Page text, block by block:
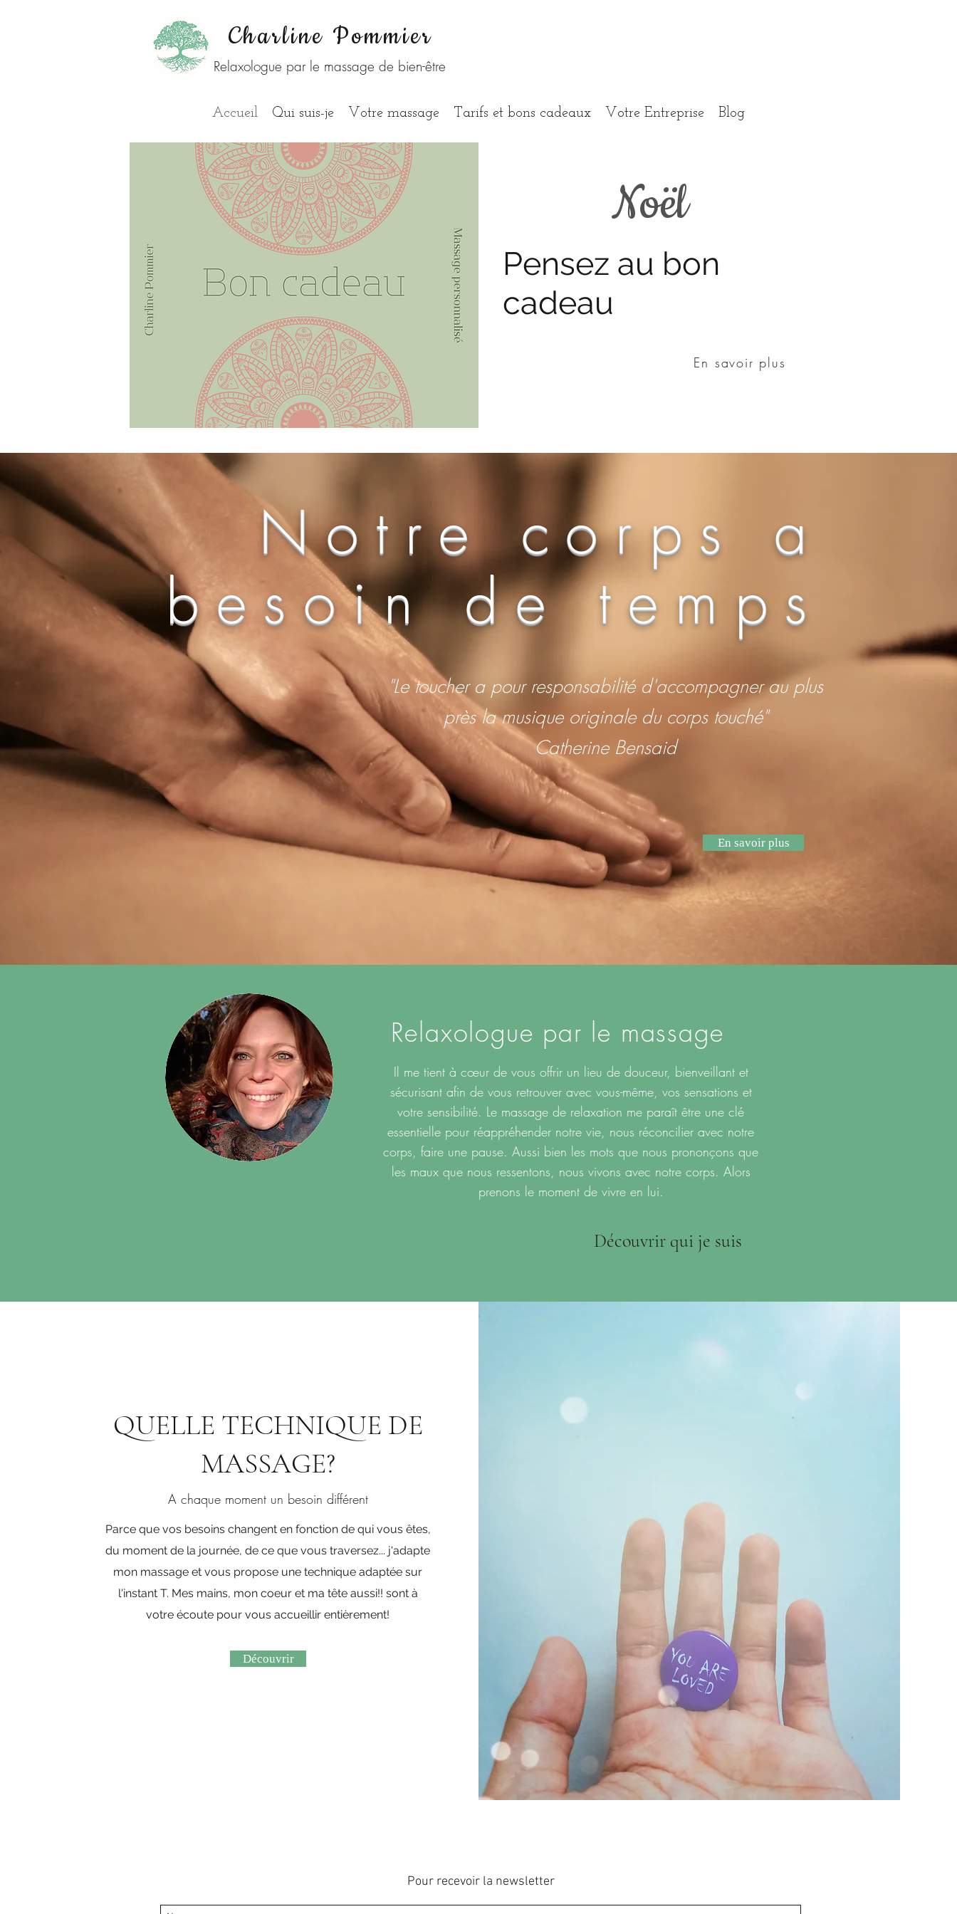
Charline Pommier
Relaxologue par le massage de bien-être
Accueil Qui suis-je Votre massage Tarifs et bons cadeaux Votre Entreprise Blog
Noël
Pensez au bon
cadeau
En savoir plus
Notre corps a
besoin de temps
"Le toucher a pour responsabilité d'accompagner au plus
près la musique originale du corps touché"
Catherine Bensaid
En savoir plus
Relaxologue par le massage
Il me tient à cœur de vous offrir un lieu de douceur, bienveillant et
sécurisant afin de vous retrouver avec vous-même, vos sensations et
votre sensibilité. Le massage de relaxation me paraît être une clé
essentielle pour réappréhender notre vie, nous réconcilier avec notre
corps, faire une pause. Aussi bien les mots que nous prononçons que
les maux que nous ressentons, nous vivons avec notre corps. Alors
prenons le moment de vivre en lui.
Découvrir qui je suis
QUELLE TECHNIQUE DE
MASSAGE?
A chaque moment un besoin différent
Parce que vos besoins changent en fonction de qui vous êtes,
du moment de la journée, de ce que vous traversez... j'adapte
mon massage et vous propose une technique adaptée sur
l'instant T. Mes mains, mon coeur et ma tête aussi!! sont à
votre écoute pour vous accueillir entièrement!
Découvrir
Pour recevoir la newsletter